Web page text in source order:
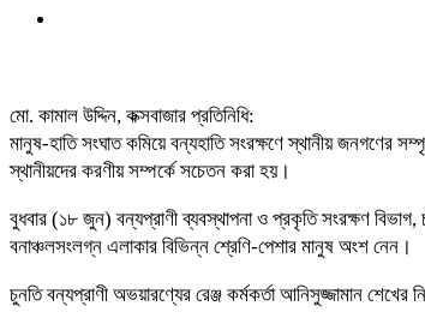
মো. কামাল উদ্দিন, কক্সবাজার প্রতিনিধি:
মানুষ-হাতি সংঘাত কমিয়ে বন্যহাতি সংরক্ষণে স্থানীয় জনগণের
স্থানীয়দের করণীয় সম্পর্কে সচেতন করা হয়।
বুধবার (১৮ জুন) বন্যপ্রাণী ব্যবস্থাপনা ও প্রকৃতি সংরক্ষণ বিভাগ,
বনাঞ্চলসংলগ্ন এলাকার বিভিন্ন শ্রেণি-পেশার মানুষ অংশ নেন।
চুনতি বন্যপ্রাণী অভয়ারণ্যের রেঞ্জ কর্মকর্তা আনিসুজ্জামান